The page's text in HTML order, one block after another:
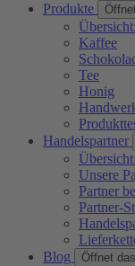
Produkte
Kaffee
Tee
Honig
Handelspartner
Unsere
Partner
Partner-
Blog
Öffnet